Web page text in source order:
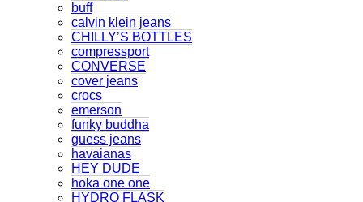
buff
calvin klein jeans
CHILLY’S BOTTLES
compressport
CONVERSE
cover jeans
crocs
emerson
funky buddha
guess jeans
havaianas
HEY DUDE
hoka one one
HYDRO FLASK